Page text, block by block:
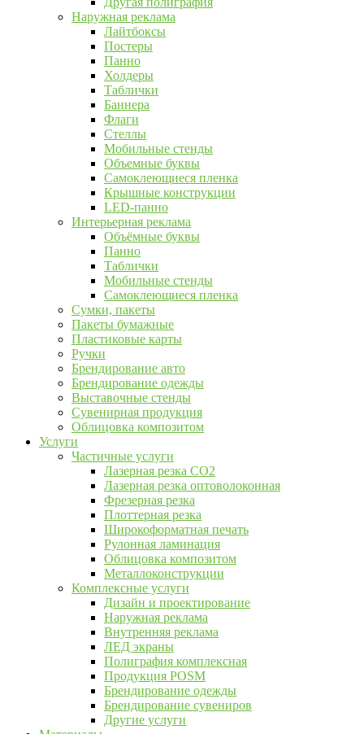
Наружная реклама
Лайтбоксы
Постеры
Панно
Холдеры
Таблички
Баннера
Флаги
Стеллы
Мобильные стенды
Объемные буквы
Самоклеющиеся пленка
Крышные конструкции
LED-панно
Интерьерная реклама
Объёмные буквы
Панно
Таблички
Мобильные стенды
Самоклеющиеся пленка
Сумки, пакеты
Пакеты бумажные
Пластиковые карты
Ручки
Брендирование авто
Брендирование одежды
Выставочные стенды
Сувенирная продукция
Облицовка композитом
Услуги
Частичные услуги
Лазерная резка CO2
Лазерная резка оптоволоконная
Фрезерная резка
Плоттерная резка
Широкоформатная печать
Рулонная ламинация
Облицовка композитом
Металлоконструкции
Комплексные услуги
Дизайн и проектирование
Наружная реклама
Внутренняя реклама
ЛЕД экраны
Полиграфия комплексная
Продукция POSM
Брендирование одежды
Брендирование сувениров
Другие услуги